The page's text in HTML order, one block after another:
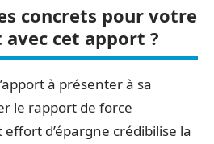
concrets pour votre
cet apport ?
à présenter à sa
le rapport de force
d’épargne crédibilise la